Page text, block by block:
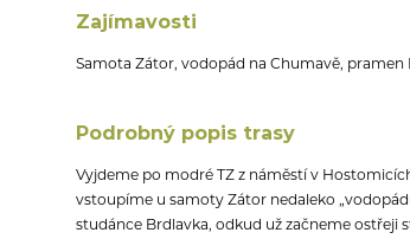
Zajímavosti
Samota Zátor, vodopád na Chumavě,
Podrobný popis trasy
Vyjdeme po modré TZ z náměstí v
vstoupíme u samoty Zátor nedaleko
studánce Brdlavka, odkud už začneme ostřeji